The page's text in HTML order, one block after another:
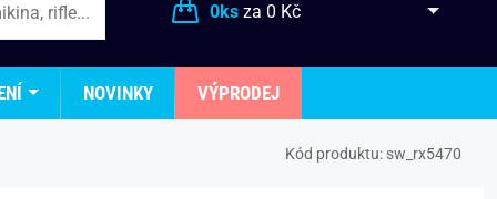
0ksza 0 Kč
NOVINKY VÝPRODEJ
Kód produktu: sw_rx5470